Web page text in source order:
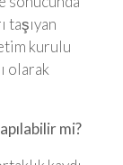
taşıyan
kurulu
olarak
mi?